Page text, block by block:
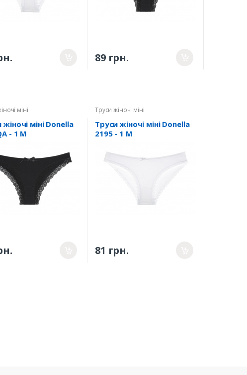
89 грн.
міні
міні Donella
- 1 M
Труси жіночі міні
Труси жіночі міні Donella
2195 - 1 M
81 грн.